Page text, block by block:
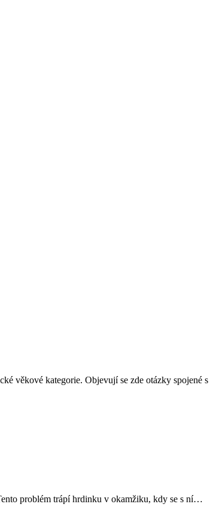
věkové kategorie. Objevují se zde otázky spojené s
problém trápí hrdinku v okamžiku, kdy se s ní…